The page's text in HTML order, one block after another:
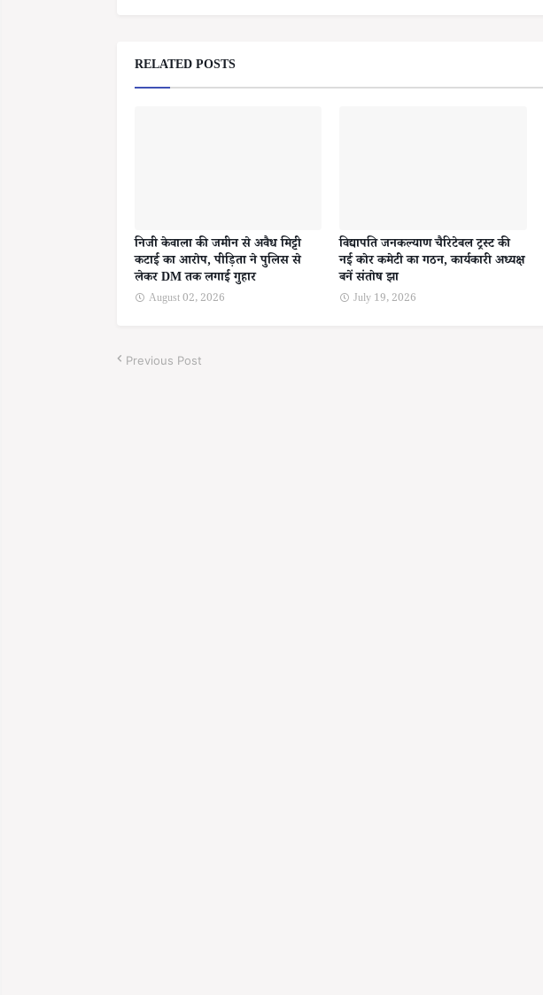
RELATED POSTS
निजी केवाला की जमीन से अवैध मिट्टी
कटाई का आरोप, पीड़िता ने पुलिस से
लेकर DM तक लगाई गुहार
August 02, 2026
विद्यापति जनकल्याण चैरिटेबल ट्रस्ट की
नई कोर कमेटी का गठन, कार्यकारी अध्यक्ष
बनें संतोष झा
July 19, 2026
Previous Post